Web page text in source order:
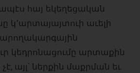
հայ եկեղեցական
կ՚արտայայտուի աւելի
կեդրոնացումը արտաքին
այլ՝ ներքին մաքրման եւ